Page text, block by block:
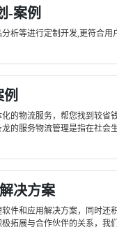
-案例
析等进行定制开发,更符合
的物流服务，帮您找到较
的服务物流管理是指在社
决方案
件和应用解决方案，同时
拓展与合作伙伴的关系，